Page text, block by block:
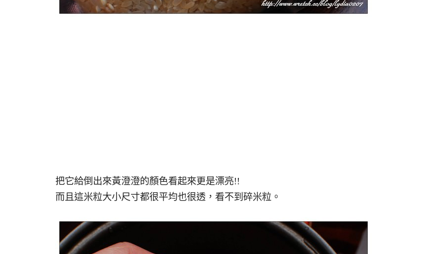
把它給倒出來黃澄澄的顏色看起來更是漂亮!!
而且這米粒大小尺寸都很平均也很透，看不到碎米粒。